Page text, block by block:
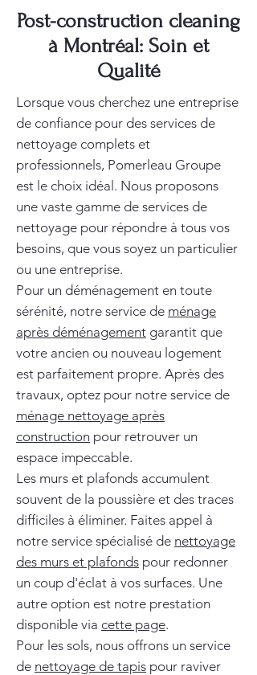
Post-construction cleaning
à Montréal: Soin et
Qualité
Lorsque vous cherchez une entreprise
de confiance pour des services de
nettoyage complets et
professionnels, Pomerleau Groupe
est le choix idéal. Nous proposons
une vaste gamme de services de
nettoyage pour répondre à tous vos
besoins, que vous soyez un particulier
ou une entreprise.
Pour un déménagement en toute
sérénité, notre service de ménage
après déménagement garantit que
votre ancien ou nouveau logement
est parfaitement propre. Après des
travaux, optez pour notre service de
ménage nettoyage après
construction pour retrouver un
espace impeccable.
Les murs et plafonds accumulent
souvent de la poussière et des traces
difficiles à éliminer. Faites appel à
notre service spécialisé de nettoyage
des murs et plafonds pour redonner
un coup d'éclat à vos surfaces. Une
autre option est notre prestation
disponible via cette page.
Pour les sols, nous offrons un service
de nettoyage de tapis pour raviver